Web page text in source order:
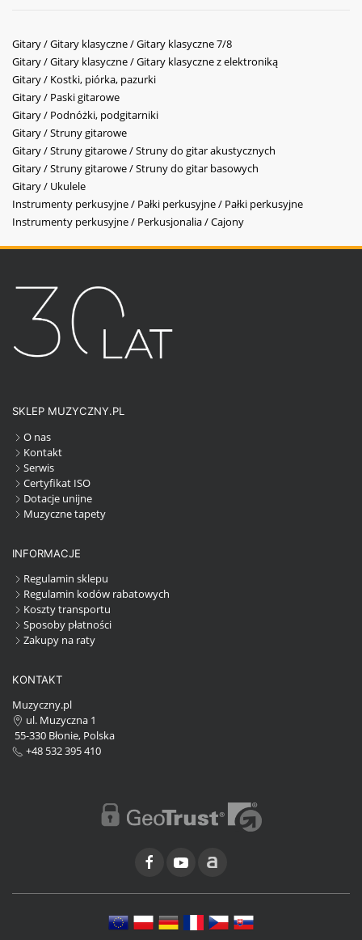
Gitary / Gitary klasyczne / Gitary klasyczne 7/8
Gitary / Gitary klasyczne / Gitary klasyczne z elektroniką
Gitary / Kostki, piórka, pazurki
Gitary / Paski gitarowe
Gitary / Podnóżki, podgitarniki
Gitary / Struny gitarowe
Gitary / Struny gitarowe / Struny do gitar akustycznych
Gitary / Struny gitarowe / Struny do gitar basowych
Gitary / Ukulele
Instrumenty perkusyjne / Pałki perkusyjne / Pałki perkusyjne
Instrumenty perkusyjne / Perkusjonalia / Cajony
SKLEP MUZYCZNY.PL
O nas
Kontakt
Serwis
Certyfikat ISO
Dotacje unijne
Muzyczne tapety
INFORMACJE
Regulamin sklepu
Regulamin kodów rabatowych
Koszty transportu
Sposoby płatności
Zakupy na raty
KONTAKT
Muzyczny.pl
ul. Muzyczna 1
55-330 Błonie, Polska
+48 532 395 410